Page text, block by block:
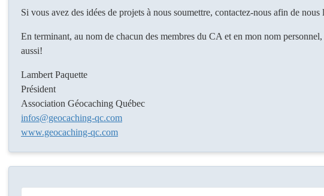
Si vous avez des idées de projets à nous soumettre, contactez-nous afin de
En terminant, au nom de chacun des membres du CA et en mon nom
aussi!
Lambert Paquette
Président
Association Géocaching Québec
infos@geocaching-qc.com
www.geocaching-qc.com